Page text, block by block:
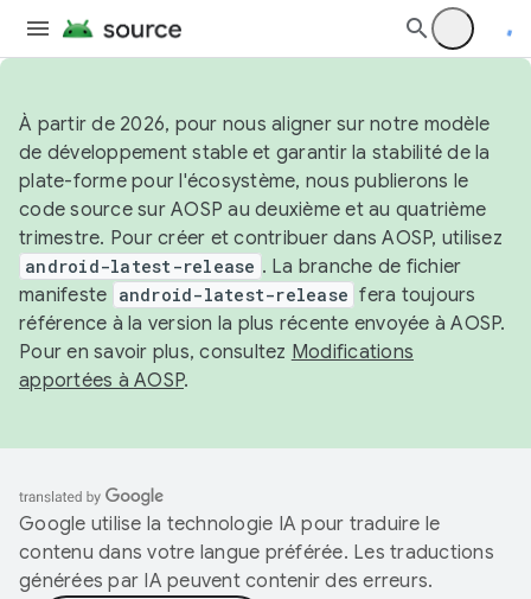
À partir de 2026, pour nous aligner sur notre modèle
de développement stable et garantir la stabilité de la
plate-forme pour l'écosystème, nous publierons le
code source sur AOSP au deuxième et au quatrième
trimestre. Pour créer et contribuer dans AOSP, utilisez
android-latest-release . La branche de fichier
manifeste android-latest-release fera toujours
référence à la version la plus récente envoyée à AOSP.
Pour en savoir plus, consultez Modifications
apportées à AOSP.
Google utilise la technologie IA pour traduire le
contenu dans votre langue préférée. Les traductions
générées par IA peuvent contenir des erreurs.